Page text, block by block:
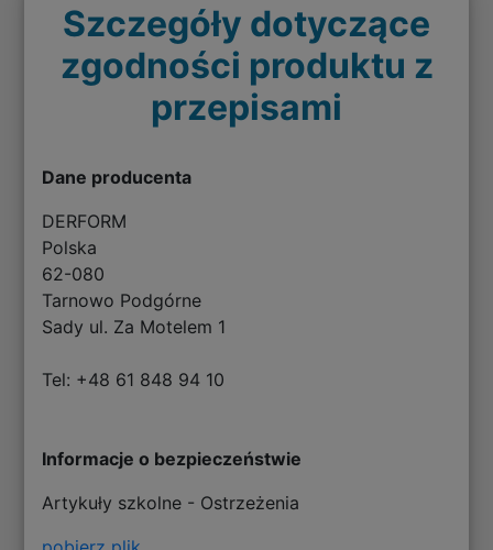
Szczegóły dotyczące
zgodności produktu z
przepisami
Dane producenta
DERFORM
Polska
62-080
Tarnowo Podgórne
Sady ul. Za Motelem 1
Tel: +48 61 848 94 10
Informacje o bezpieczeństwie
Artykuły szkolne - Ostrzeżenia